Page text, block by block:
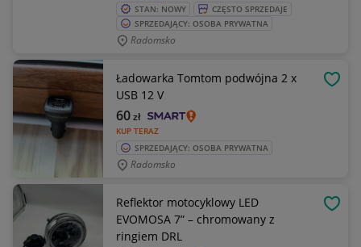
STAN: NOWY
CZĘSTO SPRZEDAJE
SPRZEDAJĄCY: OSOBA PRYWATNA
Radomsko
Ładowarka Tomtom podwójna 2 x
USB 12 V
KUP TERAZ
60zł
SPRZEDAJĄCY: OSOBA PRYWATNA
Radomsko
Reflektor motocyklowy LED
EVOMOSA 7” – chromowany z
ringiem DRL